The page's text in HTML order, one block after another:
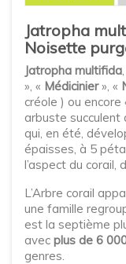
Jatropha
Noisette
Jatropha multifida
», « Médicinier», «
créole ) ou encore
arbuste
qui, en été,
épaisses, à 5
l’aspect du corail,
L’Arbre corail
une famille
est la septième
avec plus de 6
genres.